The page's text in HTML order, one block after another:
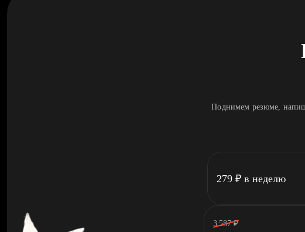
Поднимем резюме,
279 ₽ в неделю
3 587 ₽